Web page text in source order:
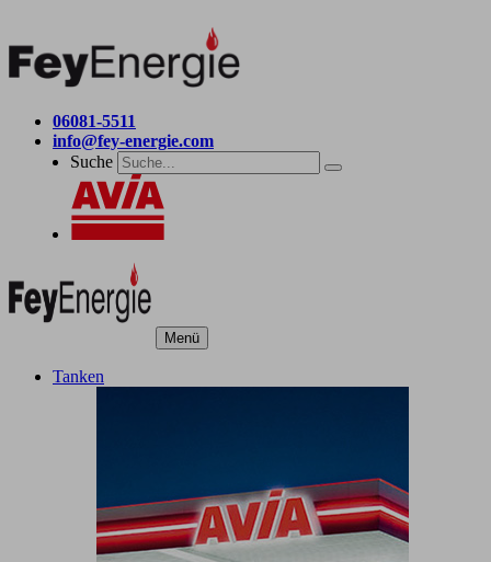
06081-5511
info@fey-energie.com
Suche
Menü
Tanken